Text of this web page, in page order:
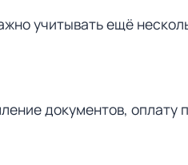
учитывать ещё
документов, оплату